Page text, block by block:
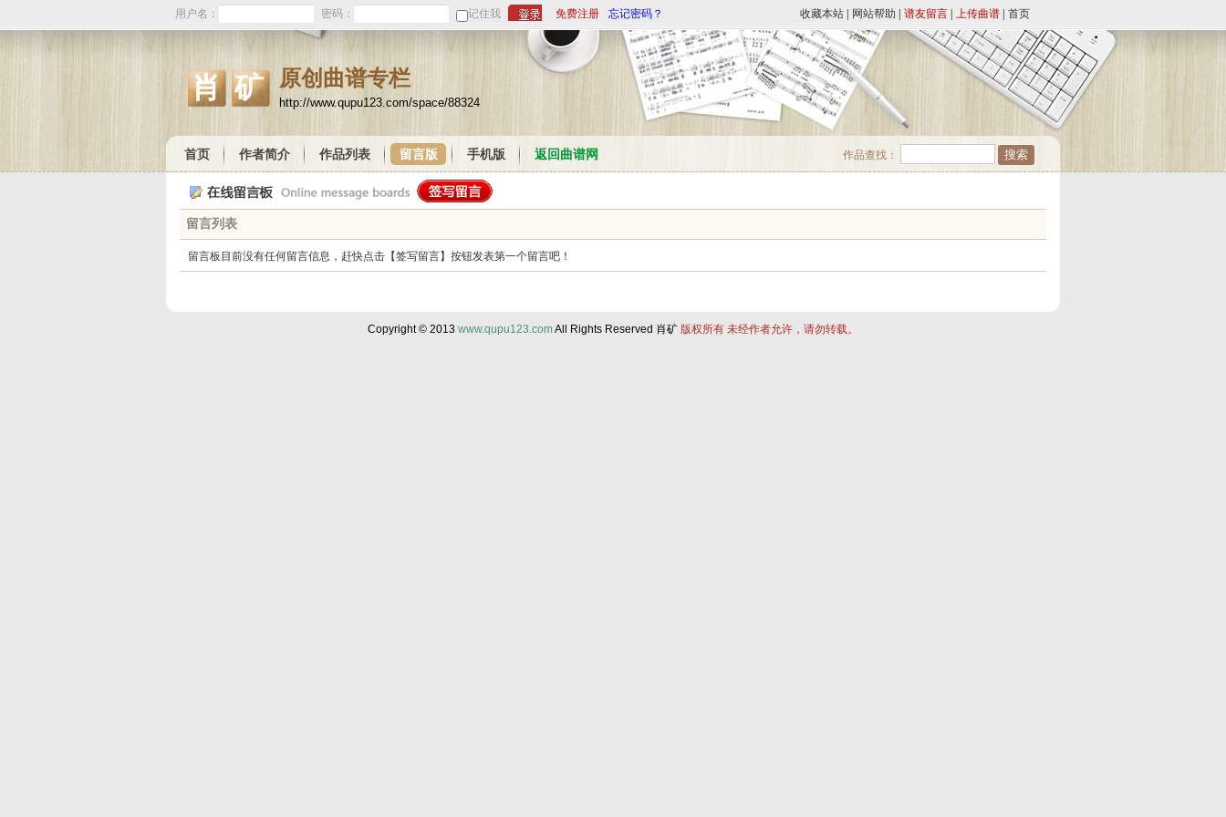
用户名： 密码： 记住我 免费注册 忘记密码？ 收藏本站 网站帮助 谱友留言 上传曲谱 首页
肖矿 原创曲谱专栏
http://www.qupu123.com/space/88324
作品查找：
首页 作者简介 作品列表 留言版 手机版 返回曲谱网
留言列表
留言板目前没有任何留言信息，赶快点击【签写留言】按钮发表第一个留言吧！
Copyright © 2013 www.qupu123.comAll Rights Reserved 肖矿 版权所有 未经作者允许，请勿转载。